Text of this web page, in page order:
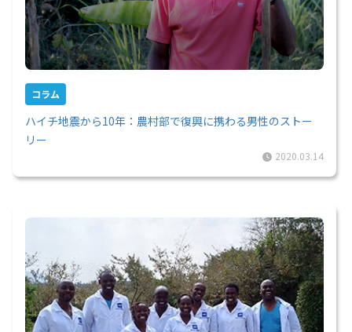
コラム
ハイチ地震から10年：農村部で復興に携わる男性のストー
リー
2020.03.14